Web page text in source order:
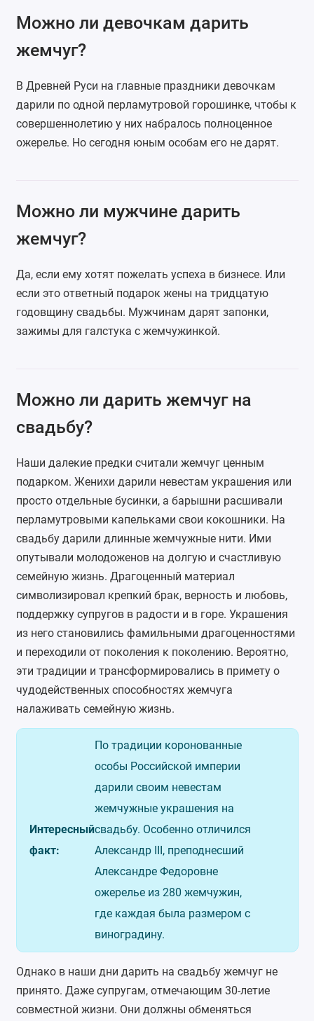
Можно ли девочкам дарить
жемчуг?
В Древней Руси на главные праздники девочкам
дарили по одной перламутровой горошинке, чтобы к
совершеннолетию у них набралось полноценное
ожерелье. Но сегодня юным особам его не дарят.
Можно ли мужчине дарить
жемчуг?
Да, если ему хотят пожелать успеха в бизнесе. Или
если это ответный подарок жены на тридцатую
годовщину свадьбы. Мужчинам дарят запонки,
зажимы для галстука с жемчужинкой.
Можно ли дарить жемчуг на
свадьбу?
Наши далекие предки считали жемчуг ценным
подарком. Женихи дарили невестам украшения или
просто отдельные бусинки, а барышни расшивали
перламутровыми капельками свои кокошники. На
свадьбу дарили длинные жемчужные нити. Ими
опутывали молодоженов на долгую и счастливую
семейную жизнь. Драгоценный материал
символизировал крепкий брак, верность и любовь,
поддержку супругов в радости и в горе. Украшения
из него становились фамильными драгоценностями
и переходили от поколения к поколению. Вероятно,
эти традиции и трансформировались в примету о
чудодейственных способностях жемчуга
налаживать семейную жизнь.
Интересный
факт:
По традиции коронованные
особы Российской империи
дарили своим невестам
жемчужные украшения на
свадьбу. Особенно отличился
Александр III, преподнесший
Александре Федоровне
ожерелье из 280 жемчужин,
где каждая была размером с
виноградину.
Однако в наши дни дарить на свадьбу жемчуг не
принято. Даже супругам, отмечающим 30-летие
совместной жизни. Они должны обменяться